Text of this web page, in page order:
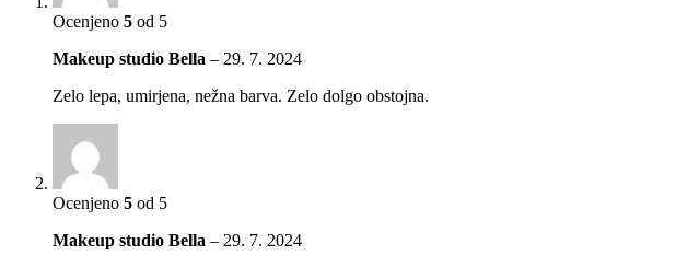
Ocenjeno 5 od 5
Makeup studio Bella – 29. 7. 2024
Zelo lepa, umirjena, nežna barva. Zelo dolgo obstojna.
Ocenjeno 5 od 5
Makeup studio Bella – 29. 7. 2024